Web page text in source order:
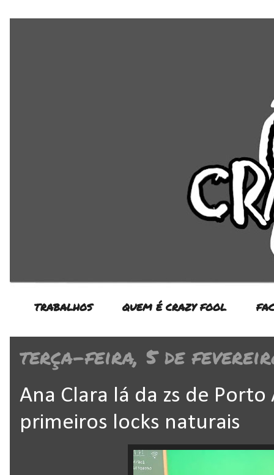
TRABALHOS QUEM É CRAZY FOOL
terça-feira, 5 de
Ana Clara lá da zs de
primeiros locks naturais